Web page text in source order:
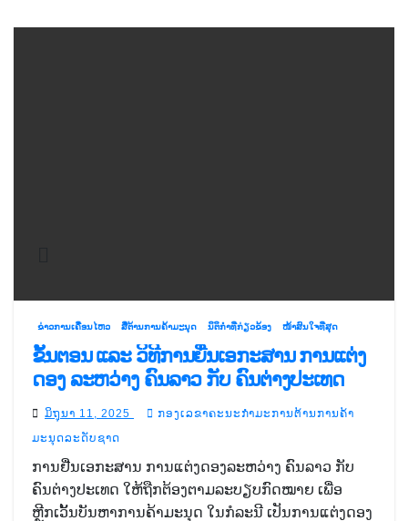
ຂ່າວການເຄື່ອນໄຫວ ສື່ຕ້ານການຄ້າມະນຸດ ນິຕິກຳທີ່ກ່ຽວຂ້ອງ ໜ້າສົນໃຈທີ່ສຸດ
ຂັ້ນຕອນ ແລະ ວິທີການຍື່ນເອກະສານ ການແຕ່ງ
ດອງ ລະຫວ່າງ ຄົນລາວ ກັບ ຄົນຕ່າງປະເທດ
ມິຖຸນາ 11, 2025
ກອງເລຂາຄະນະກຳມະການຕ້ານການຄ້າ
ມະນຸດລະດັບຊາດ
ການຢື່ນເອກະສານ ການແຕ່ງດອງລະຫວ່າງ ຄົນລາວ ກັບ
ຄົນຕ່າງປະເທດ ໃຫ້ຖືກຕ້ອງຕາມລະບຽບກົດໝາຍ ເພື່ອ
ຫຼີກເວັ້ນບັນຫາການຄ້າມະນຸດ ໃນກໍລະນີ ເປັນການແຕ່ງດອງ